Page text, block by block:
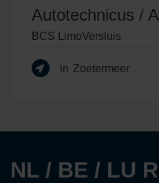
Autotechnicus /
BCS LimoVersluis
in Zoetermeer
NL / BE / LU